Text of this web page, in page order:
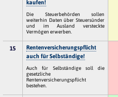
kaufen!
Die Steuerbehörden sollen
weiterhin Daten über Steuersünder
und im Ausland versteckte
Vermögen erwerben.
15
Rentenversicherungspflicht
auch für Selbständige!
Auch für Selbständige soll die
gesetzliche
Rentenversicherungspflicht
bestehen.